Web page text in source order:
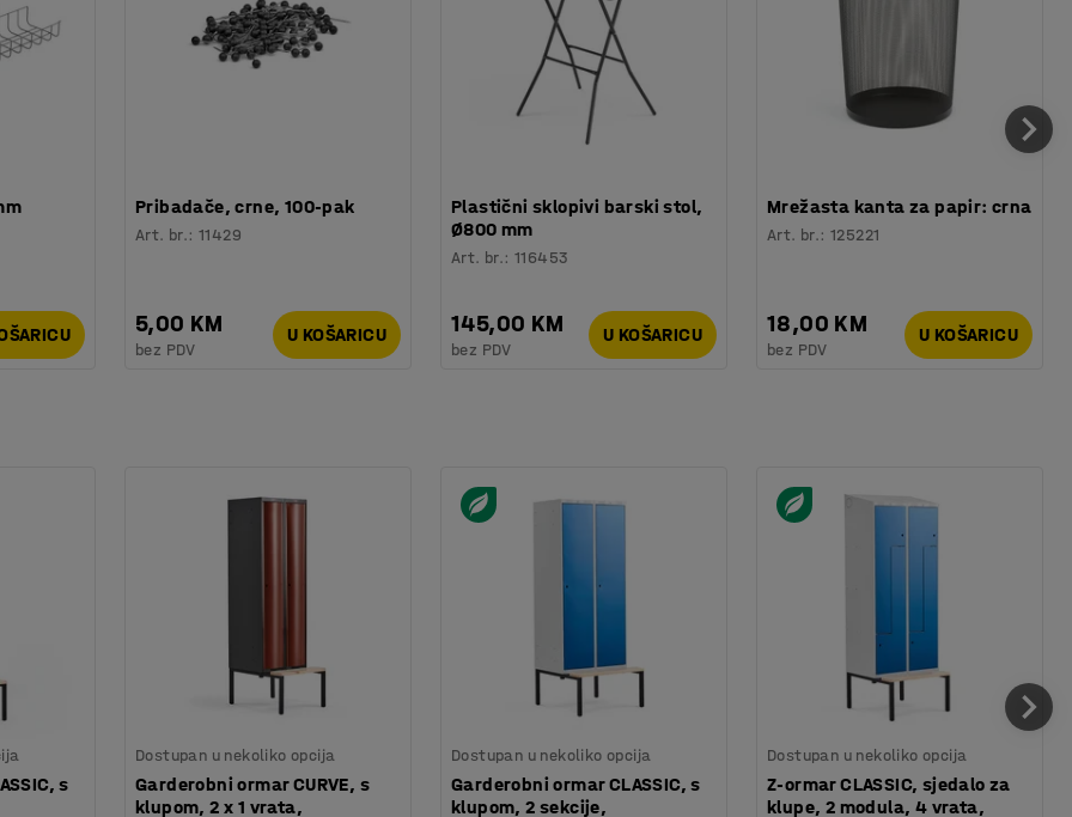
Pribadače, crne, 100-pak
Art. br.:11429
5,00 KM
bez PDV
U KOŠARICU
Plastični sklopivi barski stol,
Ø800 mm
Art. br.:116453
145,00 KM
bez PDV
U KOŠARICU
Mrežasta kanta za papir: crna
Art. br.:125221
18,00 KM
bez PDV
U KOŠARICU
s
Dostupan u nekoliko opcija
Garderobni ormar CURVE, s
klupom, 2 x 1 vrata,
Dostupan u nekoliko opcija
Garderobni ormar CLASSIC, s
klupom, 2 sekcije,
Dostupan u nekoliko opcija
Z-ormar CLASSIC, sjedalo za
klupe, 2 modula, 4 vrata,